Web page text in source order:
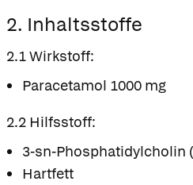
2. Inhaltsstoffe
2.1 Wirkstoff:
Paracetamol 1000 mg
2.2 Hilfsstoff:
3-sn-Phosphatidylcholin
Hartfett